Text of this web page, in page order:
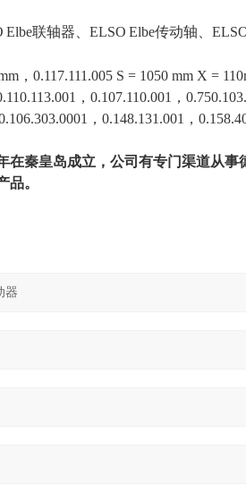
Elbe联轴器、ELSO Elbe传动轴、
， 0.117.111.005 S = 1050 mm X =
，0.107.110.001，
，0.148.131.001，
在秦皇岛成立，公司有专门渠道从
品。